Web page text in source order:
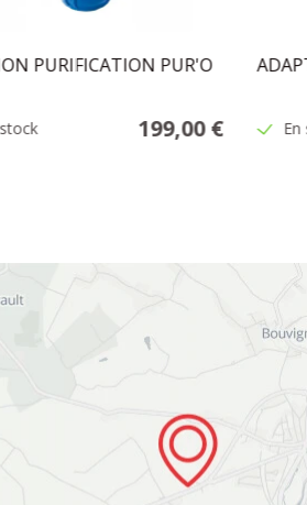
PURIFICATION PUR'O
199,00 €